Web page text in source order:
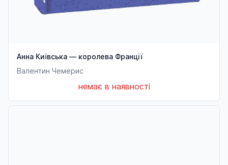
Анна Київська — королева Франції
Валентин Чемерис
немає в наявності